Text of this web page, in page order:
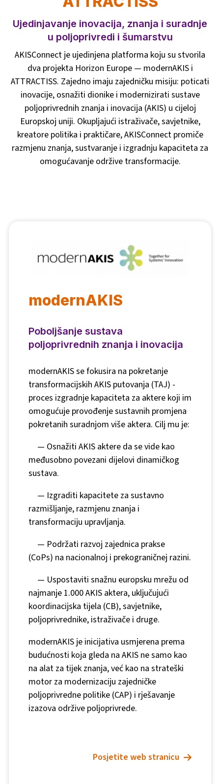
Ujedinjavanje inovacija, znanja i suradnje
u poljoprivredi i šumarstvu
AKISConnect je ujedinjena platforma koju su stvorila
dva projekta Horizon Europe — modernAKIS i
ATTRACTISS. Zajedno imaju zajedničku misiju: poticati
inovacije, osnažiti dionike i modernizirati sustave
poljoprivrednih znanja i inovacija (AKIS) u cijeloj
Europskoj uniji. Okupljajući istraživače, savjetnike,
kreatore politika i praktičare, AKISConnect promiče
razmjenu znanja, sustvaranje i izgradnju kapaciteta za
omogućavanje održive transformacije.
modernAKIS
Poboljšanje sustava
poljoprivrednih znanja i inovacija
modernAKIS se fokusira na pokretanje
transformacijskih AKIS putovanja (TAJ) -
proces izgradnje kapaciteta za aktere koji im
omogućuje provođenje sustavnih promjena
pokretanih suradnjom više aktera. Cilj mu je:
— Osnažiti AKIS aktere da se vide kao
međusobno povezani dijelovi dinamičkog
sustava.
— Izgraditi kapacitete za sustavno
razmišljanje, razmjenu znanja i
transformaciju upravljanja.
— Podržati razvoj zajednica prakse
(CoPs) na nacionalnoj i prekograničnej razini.
— Uspostaviti snažnu europsku mrežu od
najmanje 1.000 AKIS aktera, uključujući
koordinacijska tijela (CB), savjetnike,
poljoprivrednike, istraživače i druge.
modernAKIS je inicijativa usmjerena prema
budućnosti koja gleda na AKIS ne samo kao
na alat za tijek znanja, već kao na strateški
motor za modernizaciju zajedničke
poljoprivredne politike (CAP) i rješavanje
izazova održive poljoprivrede.
Posjetite web stranicu